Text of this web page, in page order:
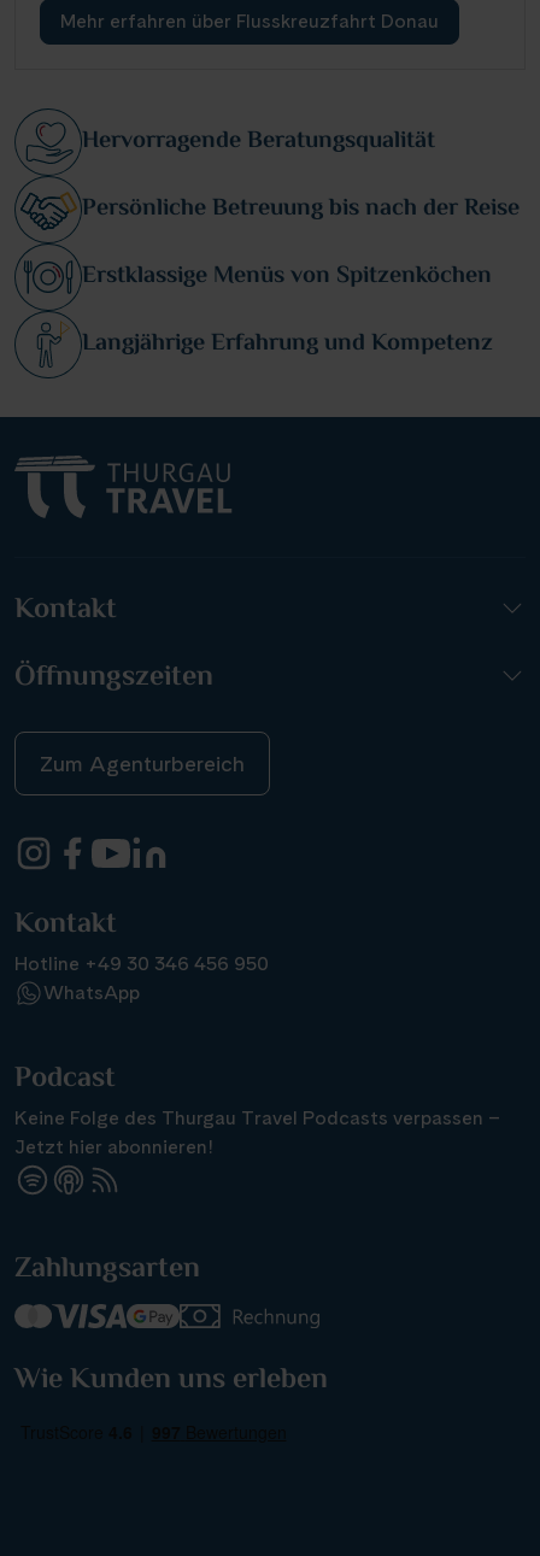
Mehr erfahren über Flusskreuzfahrt Donau
Hervorragende Beratungsqualität
Persönliche Betreuung bis nach der Reise
Erstklassige Menüs von Spitzenköchen
Langjährige Erfahrung und Kompetenz
Kontakt
Öffnungszeiten
Zum Agenturbereich
Kontakt
Hotline +49 30 346 456 950
WhatsApp
Podcast
Keine Folge des Thurgau Travel Podcasts verpassen –
Jetzt hier abonnieren!
Zahlungsarten
Wie Kunden uns erleben
Suchen & Buchen
Reisezeitraum